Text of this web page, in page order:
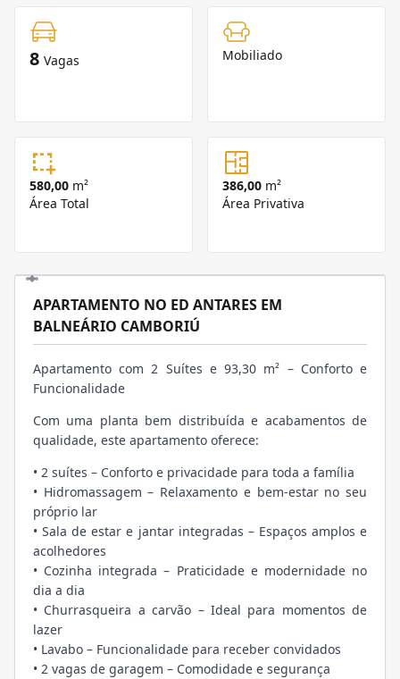
8 Vagas Mobiliado
580,00 m²
Área Total
386,00 m²
Área Privativa
APARTAMENTO NO ED ANTARES EM
BALNEÁRIO CAMBORIÚ
Apartamento com 2 Suítes e 93,30 m² – Conforto e
Funcionalidade
Com uma planta bem distribuída e acabamentos de
qualidade, este apartamento oferece:
• 2 suítes – Conforto e privacidade para toda a família
• Hidromassagem – Relaxamento e bem-estar no seu
próprio lar
• Sala de estar e jantar integradas – Espaços amplos e
acolhedores
• Cozinha integrada – Praticidade e modernidade no
dia a dia
• Churrasqueira a carvão – Ideal para momentos de
lazer
• Lavabo – Funcionalidade para receber convidados
• 2 vagas de garagem – Comodidade e segurança